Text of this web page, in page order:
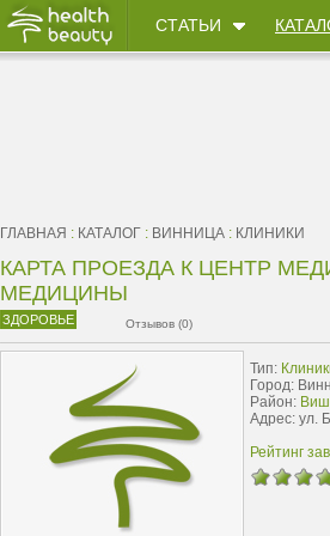
СТАТЬИ
ГЛАВНАЯ : КАТАЛОГ : ВИННИЦА : КЛИНИКИ
КАРТА ПРОЕЗДА К ЦЕНТР
МЕДИЦИНЫ
ЗДОРОВЬЕ Отзывов (0)
Тип:
Город:
Район:
Адрес: ул.
Рейтинг